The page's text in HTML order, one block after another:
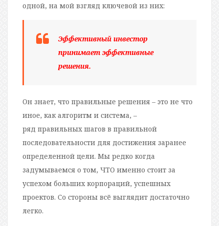
одной, на мой взгляд ключевой из них:
Эффективный инвестор
принимает эффективные
решения.
Он знает, что правильные решения – это не что
иное, как алгоритм и система, –
ряд правильных шагов в правильной
последовательности для достижения заранее
определенной цели. Мы редко когда
задумываемся о том, ЧТО именно стоит за
успехом больших корпораций, успешных
проектов. Со стороны всё выглядит достаточно
легко.